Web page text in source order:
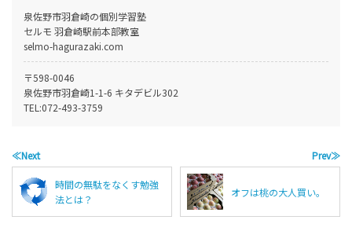
泉佐野市羽倉崎の個別学習塾
セルモ 羽倉崎駅前本部教室
selmo-hagurazaki.com
〒598-0046
泉佐野市羽倉崎1-1-6 キタデビル302
TEL:072-493-3759
≪Next
時間の無駄をなくす勉強
法とは？
Prev≫
オフは桃の大人買い。